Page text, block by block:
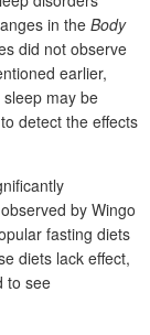
in the Body
did not observe
earlier,
may be
detect the effects
by Wingo
fasting diets
diets lack effect,
to see